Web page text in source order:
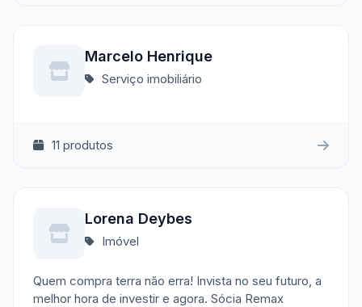
Marcelo Henrique
Serviço imobiliário
11 produtos
Lorena Deybes
Imóvel
Quem compra terra não erra! Invista no seu futuro, a
melhor hora de investir e agora. Sócia Remax